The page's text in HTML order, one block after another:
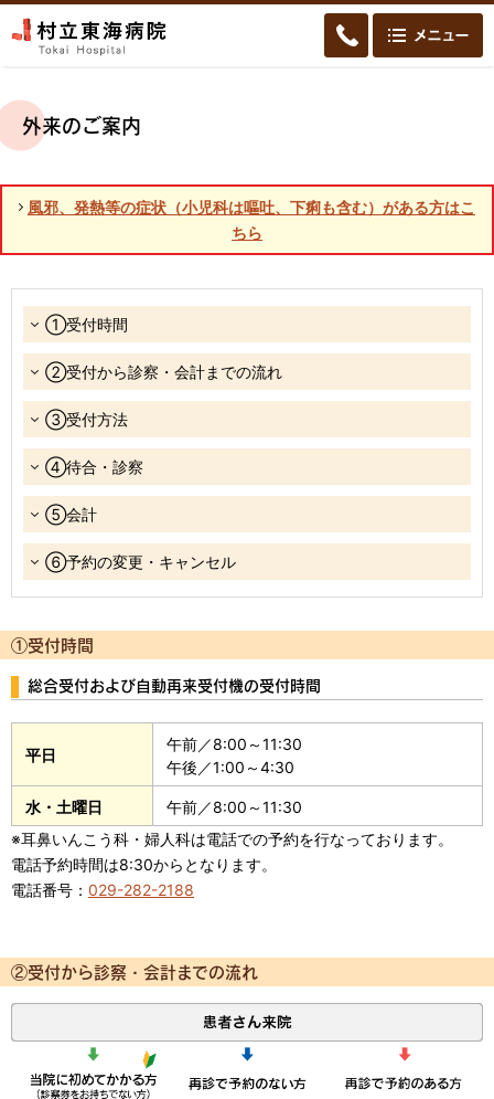
外来のご案内
風邪、発熱等の症状（小児科は嘔吐、下痢も含む）がある方はこ
ちら
①受付時間
②受付から診察・会計までの流れ
③受付方法
④待合・診察
⑤会計
⑥予約の変更・キャンセル
①受付時間
総合受付および自動再来受付機の受付時間
平日
午前／8:00～11:30
午後／1:00～4:30
水・土曜日
午前／8:00～11:30
※耳鼻いんこう科・婦人科は電話での予約を行なっております。
電話予約時間は8:30からとなります。
電話番号： 029-282-2188
②受付から診察・会計までの流れ